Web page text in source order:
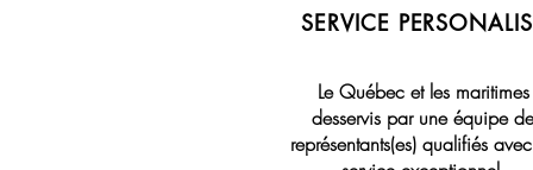
SERVICE
Le Québec et les maritimes
desservis par une équipe de
représentants(es) qualifiés